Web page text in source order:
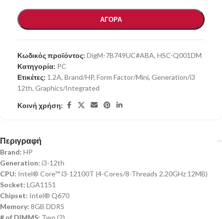
ΑΓΟΡΑ
Κωδικός προϊόντος: DigM-7B749UC#ABA, HSC-Q001DM
Κατηγορία: PC
Ετικέτες: 1.2A, Brand/HP, Form Factor/Mini, Generation/i3
12th, Graphics/Integrated
Κοινή χρήση:
Περιγραφή
Brand: HP
Generation: i3-12th
CPU: Intel® Core™ i3-12100T (4-Cores/8-Threads 2.20GHz 12MB)
Socket: LGA1151
Chipset: Intel® Q670
Memory: 8GB DDR5
# of DIMMS: Two (2)